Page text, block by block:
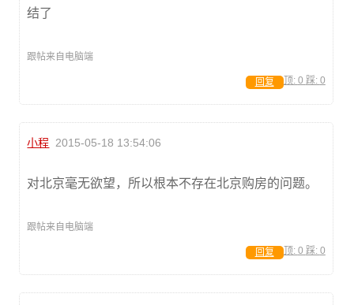
结了
跟帖来自电脑端
顶: 0 踩: 0
回复
小程 2015-05-18 13:54:06
对北京毫无欲望，所以根本不存在北京购房的问题。
跟帖来自电脑端
顶: 0 踩: 0
回复